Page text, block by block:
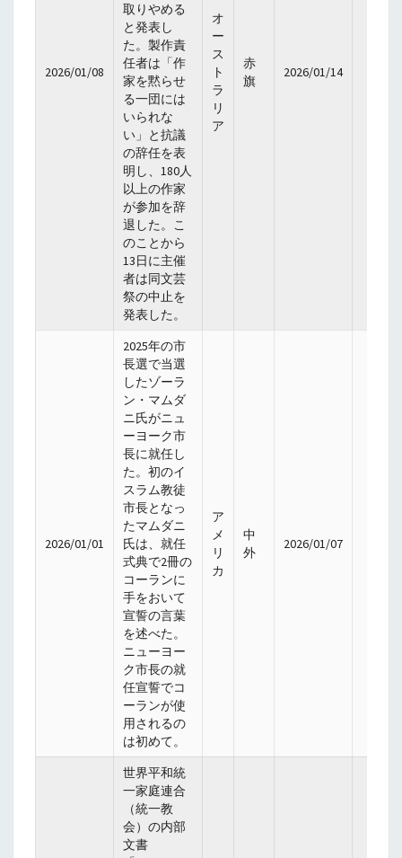
2026/01/08
取りやめる
と発表し
た。製作責
任者は「作
家を黙らせ
る一団には
いられな
い」と抗議
の辞任を表
明し、180人
以上の作家
が参加を辞
退した。こ
のことから
13日に主催
者は同文芸
祭の中止を
発表した。
オ
ー
ス
ト
ラ
リ
ア
赤
旗
2026/01/14
2026/01/01
2025年の市
長選で当選
したゾーラ
ン・マムダ
ニ氏がニュ
ーヨーク市
長に就任し
た。初のイ
スラム教徒
市長となっ
たマムダニ
氏は、就任
式典で2冊の
コーランに
手をおいて
宣誓の言葉
を述べた。
ニューヨー
ク市長の就
任宣誓でコ
ーランが使
用されるの
は初めて。
ア
メ
リ
カ
中
外
2026/01/07
世界平和統
一家庭連合
（統一教
会）の内部
文書